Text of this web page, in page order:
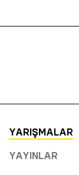
YARIŞMALAR
YAYINLAR